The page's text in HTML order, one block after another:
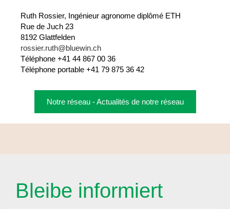
Ruth Rossier, Ingénieur agronome diplômé ETH
Rue de Juch 23
8192 Glattfelden
rossier.ruth@bluewin.ch
Téléphone +41 44 867 00 36
Téléphone portable +41 79 875 36 42
Notre réseau - Actualités de notre réseau
Bleibe informiert